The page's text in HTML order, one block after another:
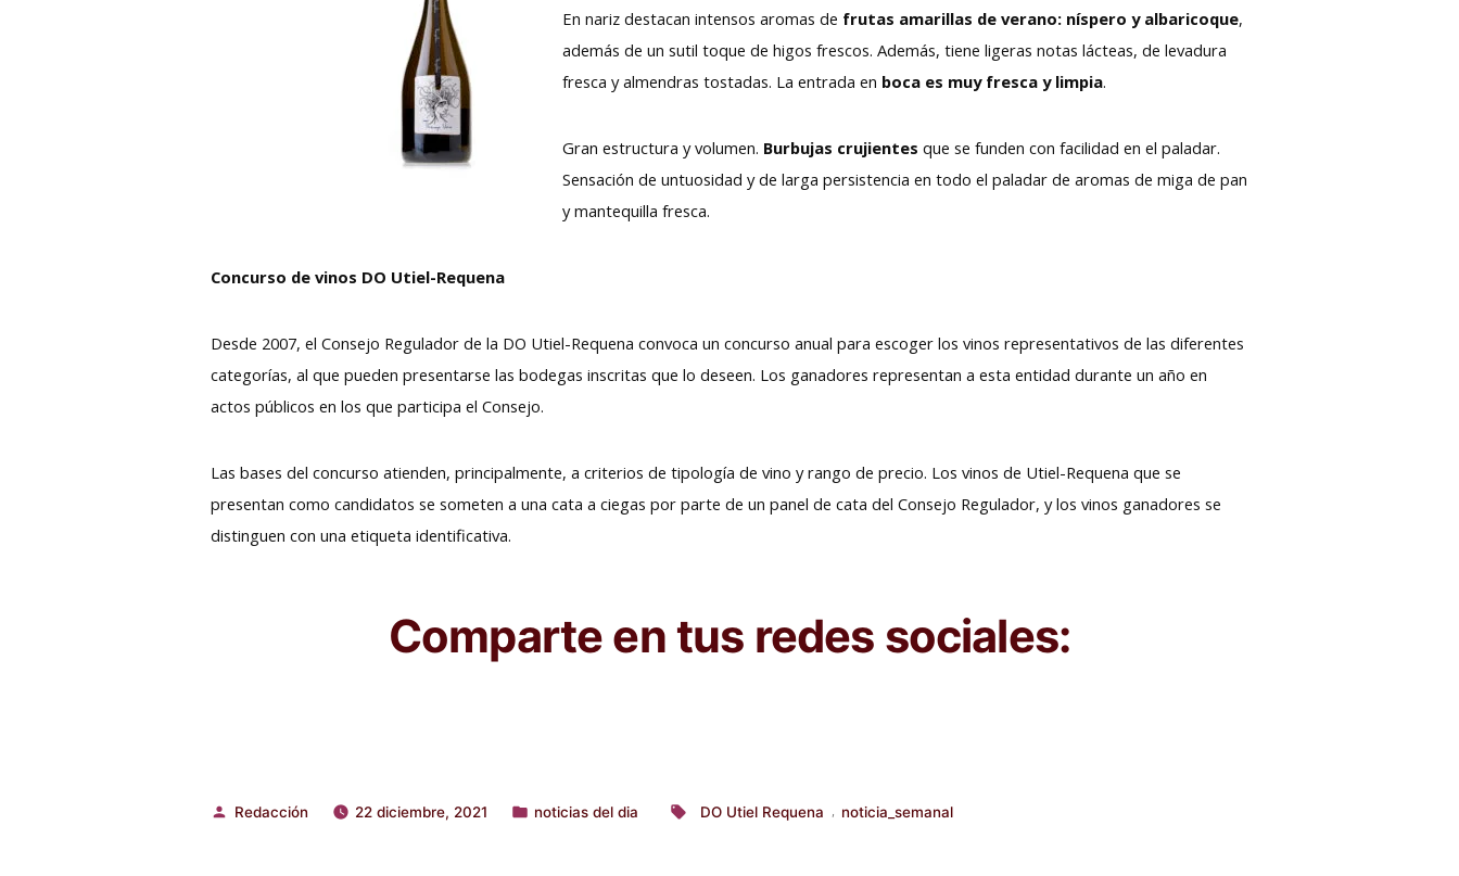
En nariz destacan intensos aromas de frutas amarillas de verano: níspero y albari­coque,
además de un sutil toque de higos frescos. Además, tiene ligeras notas lácteas, de levadura
fresca y almendras tostadas. La entrada en boca es muy fresca y limpia.
Gran estructura y volumen. Burbu­jas crujientes que se funden con facilidad en el paladar.
Sensación de untuosidad y de larga persistencia en todo el paladar de aro­mas de miga de pan
y mantequilla fresca.
Concurso de vinos DO Utiel-Requena
Desde 2007, el Consejo Regulador de la DO Utiel-Requena convoca un concurso anual para escoger los vinos representativos de las diferentes
categorías, al que pueden presentarse las bodegas inscritas que lo deseen. Los ganadores representan a esta entidad durante un año en
actos públicos en los que participa el Consejo.
Las bases del concurso atienden, principalmente, a criterios de tipología de vino y rango de precio. Los vinos de Utiel-Requena que se
presentan como candidatos se someten a una cata a ciegas por parte de un panel de cata del Consejo Regulador, y los vinos ganadores se
distinguen con una etiqueta identificativa.
Comparte en tus redes sociales:
Publicado
Redacción 22 diciembre, 2021
Publicado
noticias del dia
Etiquetas:
DO Utiel Requena , noticia_semanal